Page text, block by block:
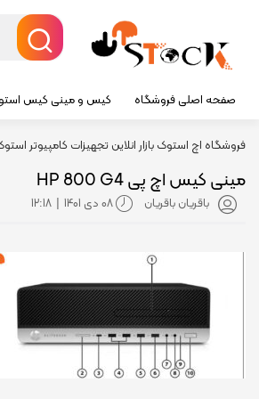
صفحه اصلی فروشگاه کیس و مینی کیس
فروشگاه اچ استوک بازار انلاین تجهیزات کامپیوتر
مینی کیس اچ پی HP 800 G4
باقریان باقریان 08 دی 1401 |
12:18